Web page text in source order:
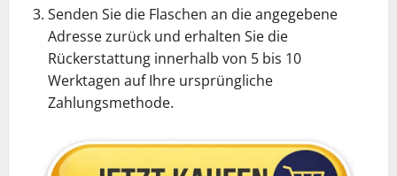
Senden Sie die Flaschen an die angegebene
Adresse zurück und erhalten Sie die
Rückerstattung innerhalb von 5 bis 10
Werktagen auf Ihre ursprüngliche
Zahlungsmethode.